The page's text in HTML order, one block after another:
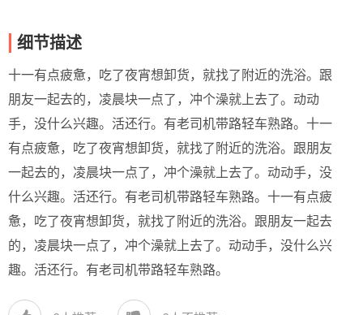
细节描述
十一有点疲惫，吃了夜宵想卸货，就找了附近的洗浴。跟
朋友一起去的，凌晨块一点了，冲个澡就上去了。动动
手，没什么兴趣。活还行。有老司机带路轻车熟路。十一
有点疲惫，吃了夜宵想卸货，就找了附近的洗浴。跟朋友
一起去的，凌晨块一点了，冲个澡就上去了。动动手，没
什么兴趣。活还行。有老司机带路轻车熟路。十一有点疲
惫，吃了夜宵想卸货，就找了附近的洗浴。跟朋友一起去
的，凌晨块一点了，冲个澡就上去了。动动手，没什么兴
趣。活还行。有老司机带路轻车熟路。